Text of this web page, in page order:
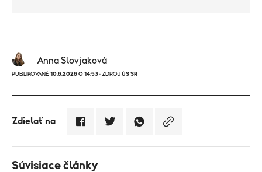
Anna Slovjaková
PUBLIKOVANÉ 10.6.2026 O 14:53 · ZDROJ ÚS SR
Zdielať na
Súvisiace články